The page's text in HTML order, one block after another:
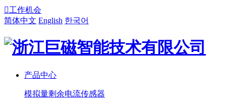
工作机会
简体中文 English 한국어
产品中心
模拟量剩余电流传感器